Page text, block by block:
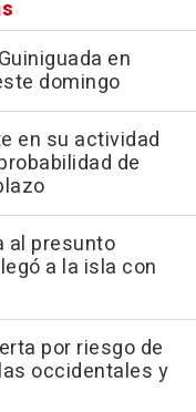
en
domingo
en su actividad
de
al presunto
a la isla con
por riesgo de
occidentales y